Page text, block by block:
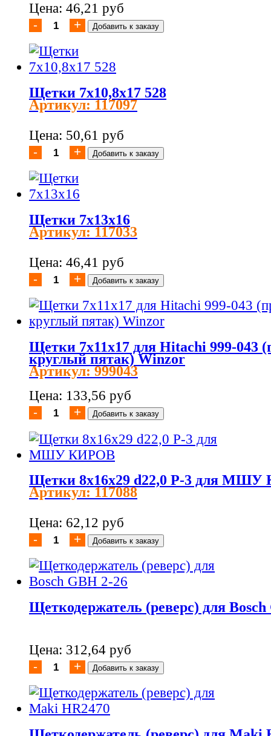
Цена: 46,21 руб
Щетки 7x10,8x17 528
Артикул: 117097
Цена: 50,61 руб
Щетки 7x13x16
Артикул: 117033
Цена: 46,41 руб
Щетки 7х11х17 для Hitachi 999-043
круглый пятак) Winzor
Артикул: 999043
Цена: 133,56 руб
Щетки 8х16х29 d22,0 P-3 для
Артикул: 117088
Цена: 62,12 руб
Щеткодержатель (реверс) для
Цена: 312,64 руб